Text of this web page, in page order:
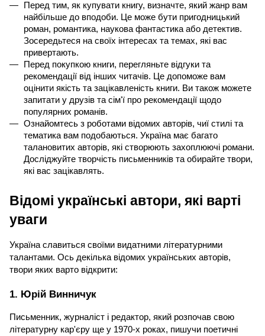
Перед тим, як купувати книгу, визначте, який жанр вам
найбільше до вподоби. Це може бути пригодницький
роман, романтика, наукова фантастика або детектив.
Зосередьтеся на своїх інтересах та темах, які вас
привертають.
Перед покупкою книги, перегляньте відгуки та
рекомендації від інших читачів. Це допоможе вам
оцінити якість та зацікавленість книги. Ви також можете
запитати у друзів та сім'ї про рекомендації щодо
популярних романів.
Ознайомтесь з роботами відомих авторів, чиї стилі та
тематика вам подобаються. Україна має багато
талановитих авторів, які створюють захоплюючі романи.
Досліджуйте творчість письменників та обирайте твори,
які вас зацікавлять.
Відомі українські автори, які варті
уваги
Україна славиться своїми видатними літературними
талантами. Ось декілька відомих українських авторів,
твори яких варто відкрити:
1. Юрій Винничук
Письменник, журналіст і редактор, який розпочав свою
літературну кар'єру ще у 1970-х роках, пишучи поетичні